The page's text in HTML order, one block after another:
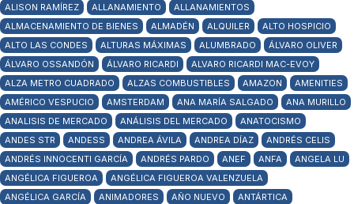
ALISON RAMÍREZ
ALLANAMIENTO
ALLANAMIENTOS
ALMACENAMIENTO DE BIENES
ALMADÉN ALQUILER
ALTO HOSPICIO
ALTO LAS CONDES
ALTURAS MÁXIMAS ALUMBRADO
ÁLVARO OLIVER
ÁLVARO OSSANDÓN
ÁLVARO RICARDI
ALVARO RICARDI MAC-EVOY
ALZA METRO CUADRADO
ALZAS COMBUSTIBLES AMAZON
AMENITIES
AMÉRICO VESPUCIO
AMSTERDAM ANA MARÍA SALGADO
ANA MURILLO
ANALISIS DE MERCADO
ANÁLISIS DEL MERCADO
ANATOCISMO
ANDES STR
ANDESS ANDREA ÁVILA ANDREA DÍAZ
ANDRÉS CELIS
ANDRÉS INNOCENTI GARCÍA
ANDRÉS PARDO ANEF ANFA
ANGELA LU
ANGÉLICA FIGUEROA
ANGÉLICA FIGUEROA VALENZUELA
ANGÉLICA GARCÍA
ANIMADORES AÑO NUEVO
ANTÁRTICA